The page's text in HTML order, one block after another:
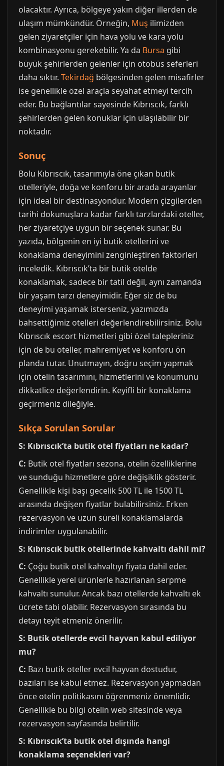
olacaktır. Ayrıca, bölgeye yakın diğer illerden de
ulaşım mümkündür. Örneğin, Muş ilimizden
gelen ziyaretçiler için hava yolu ve kara yolu
kombinasyonu gerekebilir. Ya da Bursa gibi
büyük şehirlerden gelenler için otobüs seferleri
daha sıktır. Tekirdağ bölgesinden gelen misafirler
ise genellikle özel araçla seyahat etmeyi tercih
eder. Bu bağlantılar sayesinde Kıbrıscık, farklı
şehirlerden gelen konuklar için ulaşılabilir bir
noktadır.
Sonuç
Bolu Kıbrıscık, tasarımıyla öne çıkan butik
otelleriyle, doğa ve konforu bir arada arayanlar
için ideal bir destinasyondur. Modern çizgilerden
tarihi dokunuşlara kadar farklı tarzlardaki oteller,
her ziyaretçiye uygun bir seçenek sunar. Bu
yazıda, bölgenin en iyi butik otellerini ve
konaklama deneyimini zenginleştiren faktörleri
inceledik. Kıbrıscık’ta bir butik otelde
konaklamak, sadece bir tatil değil, aynı zamanda
bir yaşam tarzı deneyimidir. Eğer siz de bu
deneyimi yaşamak isterseniz, yazımızda
bahsettiğimiz otelleri değerlendirebilirsiniz. Bolu
Kıbrıscık escort hizmetleri gibi özel talepleriniz
için de bu oteller, mahremiyet ve konforu ön
planda tutar. Unutmayın, doğru seçim yapmak
için otelin tasarımını, hizmetlerini ve konumunu
dikkatlice değerlendirin. Keyifli bir konaklama
geçirmeniz dileğiyle.
Sıkça Sorulan Sorular
S: Kıbrıscık’ta butik otel fiyatları ne kadar?
C: Butik otel fiyatları sezona, otelin özelliklerine
ve sunduğu hizmetlere göre değişiklik gösterir.
Genellikle kişi başı gecelik 500 TL ile 1500 TL
arasında değişen fiyatlar bulabilirsiniz. Erken
rezervasyon ve uzun süreli konaklamalarda
indirimler uygulanabilir.
S: Kıbrıscık butik otellerinde kahvaltı dahil mi?
C: Çoğu butik otel kahvaltıyı fiyata dahil eder.
Genellikle yerel ürünlerle hazırlanan serpme
kahvaltı sunulur. Ancak bazı otellerde kahvaltı ek
ücrete tabi olabilir. Rezervasyon sırasında bu
detayı teyit etmeniz önerilir.
S: Butik otellerde evcil hayvan kabul ediliyor
mu?
C: Bazı butik oteller evcil hayvan dostudur,
bazıları ise kabul etmez. Rezervasyon yapmadan
önce otelin politikasını öğrenmeniz önemlidir.
Genellikle bu bilgi otelin web sitesinde veya
rezervasyon sayfasında belirtilir.
S: Kıbrıscık’ta butik otel dışında hangi
konaklama seçenekleri var?